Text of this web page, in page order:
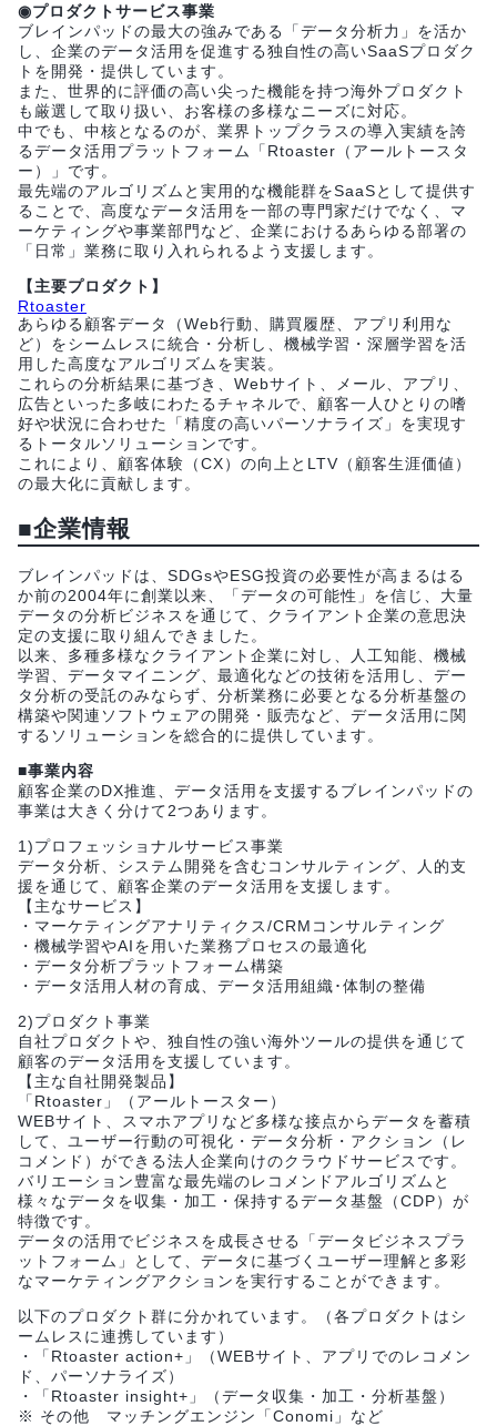
◉プロダクトサービス事業
ブレインパッドの最大の強みである「データ分析力」を活か
し、企業のデータ活用を促進する独自性の高いSaaSプロダク
トを開発・提供しています。
また、世界的に評価の高い尖った機能を持つ海外プロダクト
も厳選して取り扱い、お客様の多様なニーズに対応。
中でも、中核となるのが、業界トップクラスの導入実績を誇
るデータ活用プラットフォーム「Rtoaster（アールトースタ
ー）」です。
最先端のアルゴリズムと実用的な機能群をSaaSとして提供す
ることで、高度なデータ活用を一部の専門家だけでなく、マ
ーケティングや事業部門など、企業におけるあらゆる部署の
「日常」業務に取り入れられるよう支援します。
【主要プロダクト】
Rtoaster
あらゆる顧客データ（Web行動、購買履歴、アプリ利用な
ど）をシームレスに統合・分析し、機械学習・深層学習を活
用した高度なアルゴリズムを実装。
これらの分析結果に基づき、Webサイト、メール、アプリ、
広告といった多岐にわたるチャネルで、顧客一人ひとりの嗜
好や状況に合わせた「精度の高いパーソナライズ」を実現す
るトータルソリューションです。
これにより、顧客体験（CX）の向上とLTV（顧客生涯価値）
の最大化に貢献します。
■企業情報
ブレインパッドは、SDGsやESG投資の必要性が高まるはる
か前の2004年に創業以来、「データの可能性」を信じ、大量
データの分析ビジネスを通じて、クライアント企業の意思決
定の支援に取り組んできました。
以来、多種多様なクライアント企業に対し、人工知能、機械
学習、データマイニング、最適化などの技術を活用し、デー
タ分析の受託のみならず、分析業務に必要となる分析基盤の
構築や関連ソフトウェアの開発・販売など、データ活用に関
するソリューションを総合的に提供しています。
■事業内容
顧客企業のDX推進、データ活用を支援するブレインパッドの
事業は大きく分けて2つあります。
1)プロフェッショナルサービス事業
データ分析、システム開発を含むコンサルティング、人的支
援を通じて、顧客企業のデータ活用を支援します。
【主なサービス】
・マーケティングアナリティクス/CRMコンサルティング
・機械学習やAIを用いた業務プロセスの最適化
・データ分析プラットフォーム構築
・データ活用人材の育成、データ活用組織･体制の整備
2)プロダクト事業
自社プロダクトや、独自性の強い海外ツールの提供を通じて
顧客のデータ活用を支援しています。
【主な自社開発製品】
「Rtoaster」（アールトースター）
WEBサイト、スマホアプリなど多様な接点からデータを蓄積
して、ユーザー行動の可視化・データ分析・アクション（レ
コメンド）ができる法人企業向けのクラウドサービスです。
バリエーション豊富な最先端のレコメンドアルゴリズムと
様々なデータを収集・加工・保持するデータ基盤（CDP）が
特徴です。
データの活用でビジネスを成長させる「データビジネスプラ
ットフォーム」として、データに基づくユーザー理解と多彩
なマーケティングアクションを実行することができます。
以下のプロダクト群に分かれています。（各プロダクトはシ
ームレスに連携しています）
・「Rtoaster action+」（WEBサイト、アプリでのレコメン
ド、パーソナライズ）
・「Rtoaster insight+」（データ収集・加工・分析基盤）
※ その他 マッチングエンジン「Conomi」など